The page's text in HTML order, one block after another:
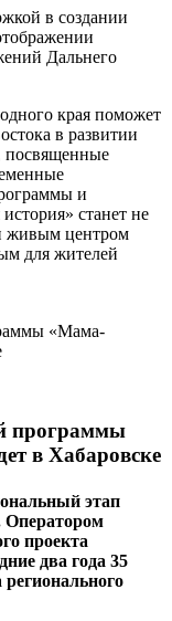
в создании
Дальнего
края поможет
в развитии
посвященные
и
станет не
живым центром
для жителей
программы
в Хабаровске
этап
проекта
два года 35